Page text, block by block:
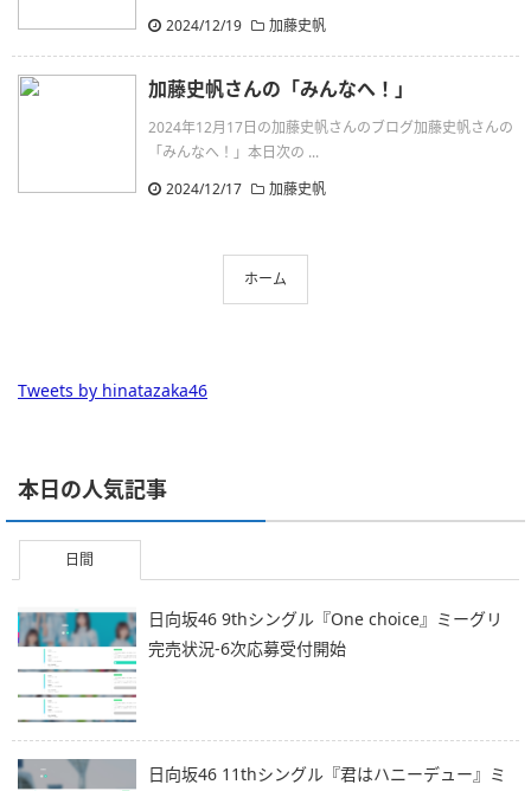
2024/12/19
加藤史帆
加藤史帆さんの「みんなへ！」
2024年12月17日の加藤史帆さんのブログ加藤史帆さんの
「みんなへ！」本日次の ...
2024/12/17
加藤史帆
ホーム
Tweets by hinatazaka46
本日の人気記事
日間
日向坂46 9thシングル『One choice』ミーグリ
完売状況-6次応募受付開始
日向坂46 11thシングル『君はハニーデュー』ミ